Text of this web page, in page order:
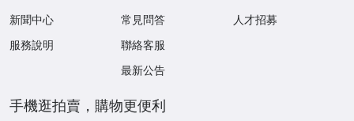
新聞中心
服務說明
常見問答
聯絡客服
最新公告
人才招募
手機逛拍賣，購物更便利